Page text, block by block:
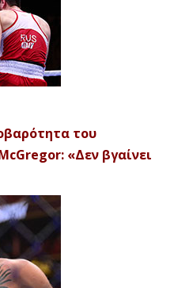
του
«Δεν βγαίνει